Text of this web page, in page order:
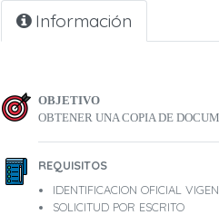
Información
OBJETIVO
OBTENER UNA COPIA DE
REQUISITOS
IDENTIFICACION OFICIAL
SOLICITUD POR ESCRITO